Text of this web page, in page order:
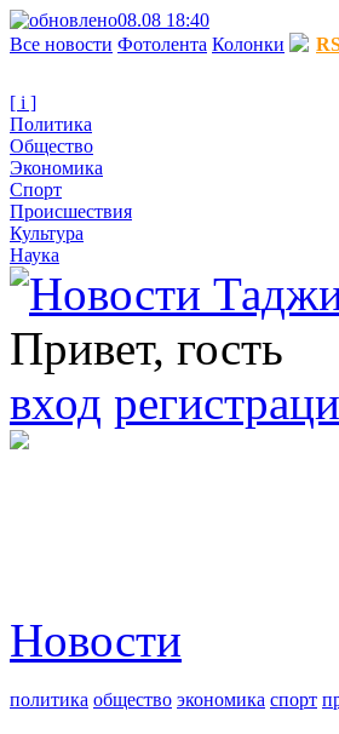
08.08 18:40
Все новости Фотолента Колонки
[ i ]
Политика
Общество
Экономика
Спорт
Происшествия
Культура
Наука
Привет, гость
вход
Новости
политика общество экономика спорт